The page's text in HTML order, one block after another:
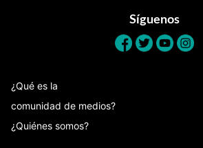
Síguenos
¿Qué es la
comunidad de medios?
¿Quiénes somos?